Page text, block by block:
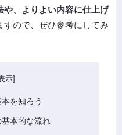
や、よりよい内容に仕上げ
すので、ぜひ参考にしてみ
示]
を知ろう
本的な流れ